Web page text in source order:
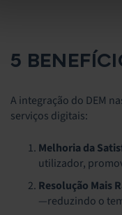
5
A integração do DEM
serviços digitais:
Melhoria da
utilizador,
Resolução Mais
—reduzindo o